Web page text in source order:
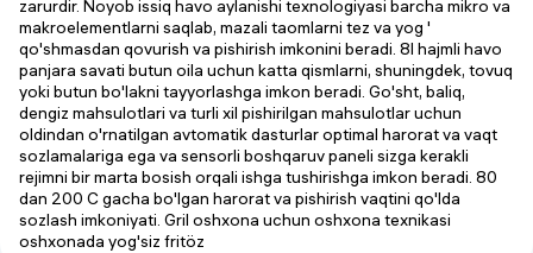
zarurdir. Noyob issiq havo aylanishi texnologiyasi barcha mikro va
makroelementlarni saqlab, mazali taomlarni tez va yog '
qo'shmasdan qovurish va pishirish imkonini beradi. 8l hajmli havo
panjara savati butun oila uchun katta qismlarni, shuningdek, tovuq
yoki butun bo'lakni tayyorlashga imkon beradi. Go'sht, baliq,
dengiz mahsulotlari va turli xil pishirilgan mahsulotlar uchun
oldindan o'rnatilgan avtomatik dasturlar optimal harorat va vaqt
sozlamalariga ega va sensorli boshqaruv paneli sizga kerakli
rejimni bir marta bosish orqali ishga tushirishga imkon beradi. 80
dan 200 C gacha bo'lgan harorat va pishirish vaqtini qo'lda
sozlash imkoniyati. Gril oshxona uchun oshxona texnikasi
oshxonada yog'siz fritöz